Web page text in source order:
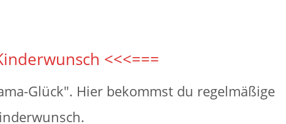
<<<===
Glück". Hier bekommst du regelmäßige